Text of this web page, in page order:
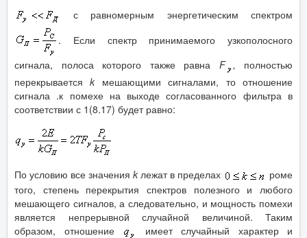
с равномерным энергетическим спектром
. Если спектр принимаемого узкополосного
сигнала, полоса которого также равна F , полностью
перекрываетсяk мешающими сигналами, то отношение
сигнала .к помехе на выходе согласованного фильтра в
соответствии с 1(8.17) будет равно:
По условию все значения k лежат в пределах
роме
того, степень перекрытия спектров полезного и любого
мешающего сигналов, а следовательно, и мощность помехи
является непрерывной случайной величиной. Таким
образом, отношение
имеет случайный характер и